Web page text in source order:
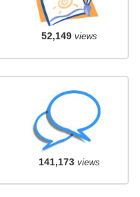
52,149views
141,173views